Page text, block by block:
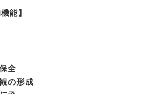
能】
全
の形成